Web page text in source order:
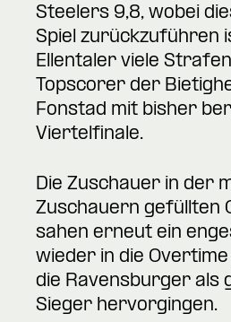
Steelers 9,8, wobei
Spiel zurückzuführen
Ellentaler viele
Topscorer der
Fonstad mit bisher
Viertelfinale.
Die Zuschauer in der
Zuschauern gefüllten
sahen erneut ein
wieder in die
die Ravensburger als
Sieger hervorgingen.